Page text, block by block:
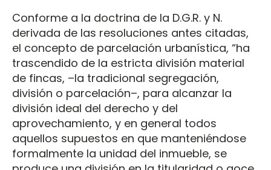
Conforme a la doctrina de la D.G.R. y N.
derivada de las resoluciones antes citadas,
el concepto de parcelación urbanística, “ha
trascendido de la estricta división material
de fincas, –la tradicional segregación,
división o parcelación–, para alcanzar la
división ideal del derecho y del
aprovechamiento, y en general todos
aquellos supuestos en que manteniéndose
formalmente la unidad del inmueble, se